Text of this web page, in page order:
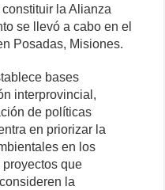
la Alianza
se llevó a cabo en el
Posadas, Misiones.
bases
interprovincial,
de políticas
en priorizar la
en los
que
la